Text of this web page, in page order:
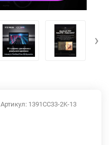
›
Артикул: 1391CC33-2K-13